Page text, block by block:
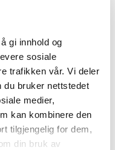
gi innhold og
sosiale
trafikken vår. Vi deler
du bruker nettstedet
medier,
kan kombinere den
tilgjengelig for dem,
din bruk av
også samlingene
og Ludvig O.
og